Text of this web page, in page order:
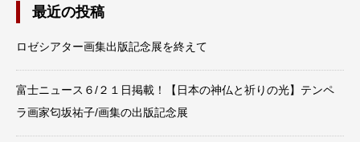
最近の投稿
ロゼシアター画集出版記念展を終えて
富士ニュース６/２１日掲載！【日本の神仏と祈りの光】テンペ
ラ画家匂坂祐子/画集の出版記念展